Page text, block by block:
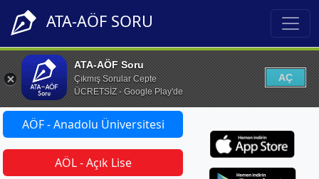
ATA-AÖF SORU
ATA-AÖF Soru
Çıkmış Sorular Cepte
ÜCRETSİZ - Google Play'de
AÇ
AÖF - Anadolu Üniversitesi
AÖL - Açık Lise